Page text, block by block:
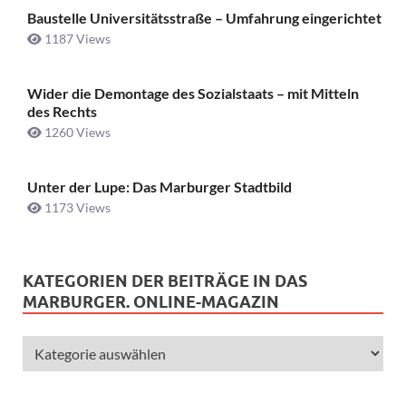
Baustelle Universitätsstraße ­– Umfahrung eingerichtet
1187 Views
Wider die Demontage des Sozialstaats – mit Mitteln
des Rechts
1260 Views
Unter der Lupe: Das Marburger Stadtbild
1173 Views
KATEGORIEN DER BEITRÄGE IN DAS
MARBURGER. ONLINE-MAGAZIN